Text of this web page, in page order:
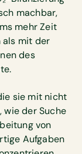
machbar,
mehr Zeit
als mit der
des
sie mit nicht
wie der Suche
von
Aufgaben